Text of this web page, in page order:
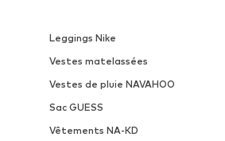
Leggings Nike
Vestes matelassées
Vestes de pluie NAVAHOO
Sac GUESS
Vêtements NA-KD